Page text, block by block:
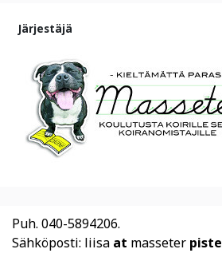
Järjestäjä
Puh. 040-5894206.
Sähköposti: liisa at masseter piste